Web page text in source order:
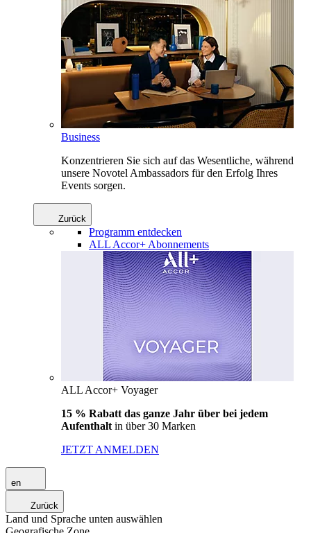
Business
Konzentrieren Sie sich auf das Wesentliche, während
unsere Novotel Ambassadors für den Erfolg Ihres
Events sorgen.
Zurück
Programm entdecken
ALL Accor+ Abonnements
ALL Accor+ Voyager
15 % Rabatt das ganze Jahr über bei jedem
Aufenthalt in über 30 Marken
JETZT ANMELDEN
en
Zurück
Land und Sprache unten auswählen